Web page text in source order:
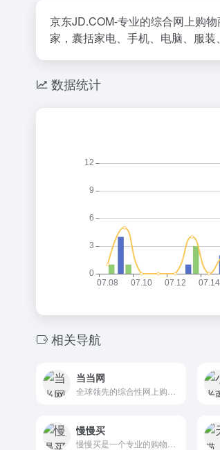
京东JD.COM-专业的综合网上购
家，囊括家电、手机、电脑、服
数据统计
相关导航
当当网
慢慢买